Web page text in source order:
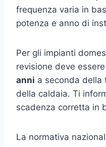
frequenza varia in
potenza e anno di
Per gli impianti
revisione deve
anni a seconda della
della caldaia. Ti
scadenza corretta in
La normativa